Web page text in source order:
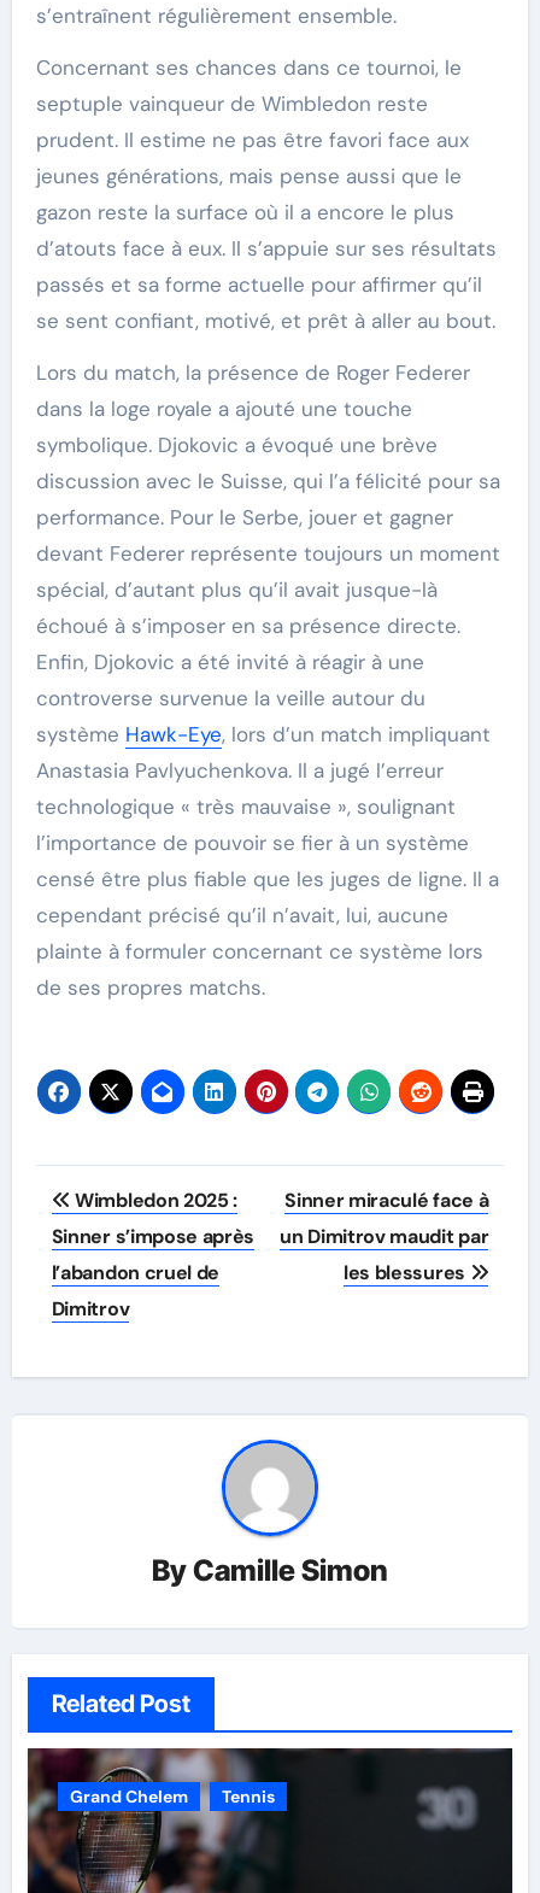
s’entraînent régulièrement ensemble.
Concernant ses chances dans ce tournoi, le
septuple vainqueur de Wimbledon reste
prudent. Il estime ne pas être favori face aux
jeunes générations, mais pense aussi que le
gazon reste la surface où il a encore le plus
d’atouts face à eux. Il s’appuie sur ses résultats
passés et sa forme actuelle pour affirmer qu’il
se sent confiant, motivé, et prêt à aller au bout.
Lors du match, la présence de Roger Federer
dans la loge royale a ajouté une touche
symbolique. Djokovic a évoqué une brève
discussion avec le Suisse, qui l’a félicité pour sa
performance. Pour le Serbe, jouer et gagner
devant Federer représente toujours un moment
spécial, d’autant plus qu’il avait jusque-là
échoué à s’imposer en sa présence directe.
Enfin, Djokovic a été invité à réagir à une
controverse survenue la veille autour du
système Hawk-Eye, lors d’un match impliquant
Anastasia Pavlyuchenkova. Il a jugé l’erreur
technologique « très mauvaise », soulignant
l’importance de pouvoir se fier à un système
censé être plus fiable que les juges de ligne. Il a
cependant précisé qu’il n’avait, lui, aucune
plainte à formuler concernant ce système lors
de ses propres matchs.
Post
navigation
Wimbledon 2025 :
Sinner s’impose après
l’abandon cruel de
Dimitrov
Sinner miraculé face à
un Dimitrov maudit par
les blessures
ByCamille Simon
Related Post
Grand Chelem Tennis